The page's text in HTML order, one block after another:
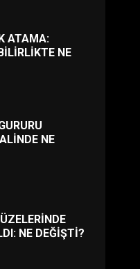
ATAMA:
NE
NE
NE DEĞİŞTİ?